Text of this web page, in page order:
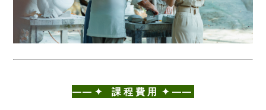
——⁣ ✦ 課 程 費 用 ✦ ——